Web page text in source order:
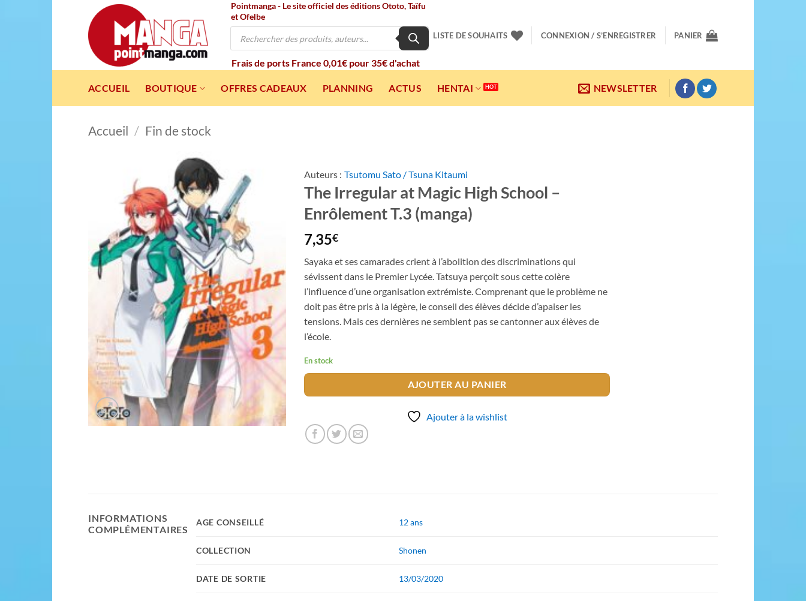
Pointmanga - Le site officiel des éditions Ototo, Taïfu
et Ofelbe
Recherche
Frais de ports France 0,01€ pour 35€ d'achat
LISTE DE SOUHAITS CONNEXION / S’ENREGISTRER PANIER
ACCUEIL BOUTIQUE OFFRES CADEAUX PLANNING ACTUS HENTAI NEWSLETTER
Accueil / Fin de stock
Auteurs : Tsutomu Sato / Tsuna Kitaumi
The Irregular at Magic High School –
Enrôlement T.3 (manga)
7,35€
Sayaka et ses camarades crient à l’abolition des discriminations qui
sévissent dans le Premier Lycée. Tatsuya perçoit sous cette colère
l’influence d’une organisation extrémiste. Comprenant que le problème ne
doit pas être pris à la légère, le conseil des élèves décide d’apaiser les
tensions. Mais ces dernières ne semblent pas se cantonner aux élèves de
l’école.
En stock
AJOUTER AU PANIER
Ajouter à la wishlist
INFORMATIONS
COMPLÉMENTAIRES
AGE CONSEILLÉ 12 ans
COLLECTION Shonen
DATE DE SORTIE 13/03/2020